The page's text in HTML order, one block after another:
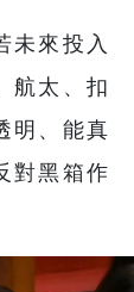
未來投入
航太、扣
明、能真
對黑箱作